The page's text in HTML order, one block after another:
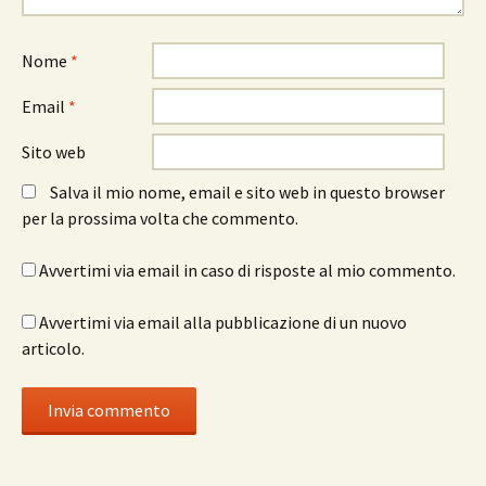
Nome *
Email *
Sito web
Salva il mio nome, email e sito web in questo browser
per la prossima volta che commento.
Avvertimi via email in caso di risposte al mio commento.
Avvertimi via email alla pubblicazione di un nuovo
articolo.